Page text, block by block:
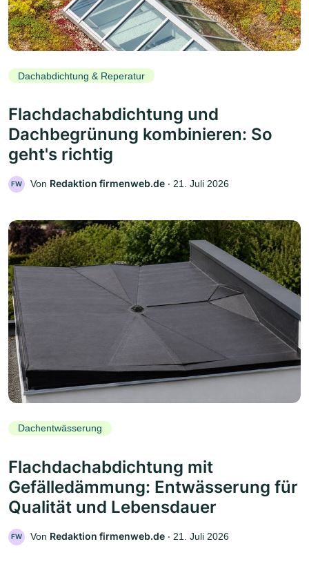
Dachabdichtung & Reperatur
Flachdachabdichtung und
Dachbegrünung kombinieren: So
geht's richtig
FW Von Redaktion firmenweb.de ‧ 21. Juli 2026
Dachentwässerung
Flachdachabdichtung mit
Gefälledämmung: Entwässerung für
Qualität und Lebensdauer
FW Von Redaktion firmenweb.de ‧ 21. Juli 2026